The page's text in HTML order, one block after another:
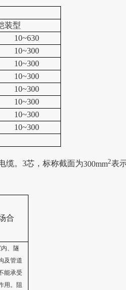
装型
10~630
10~300
10~300
10~300
10~300
10~300
10~300
10~300
缆。 3芯，标称截面为300mm2表
合
、隧
及管道
能承受
用。阻